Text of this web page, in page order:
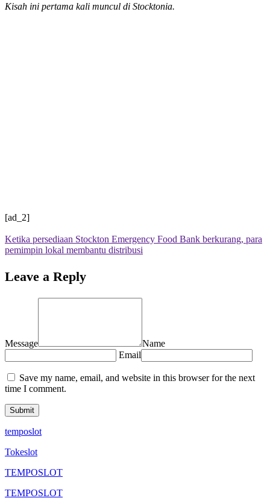
Kisah ini pertama kali muncul di Stocktonia.
[ad_2]
Ketika persediaan Stockton Emergency Food Bank berkurang, para
pemimpin lokal membantu distribusi
Leave a Reply
Message
Name
Email
Save my name, email, and website in this browser for the next
time I comment.
temposlot
Tokeslot
TEMPOSLOT
TEMPOSLOT